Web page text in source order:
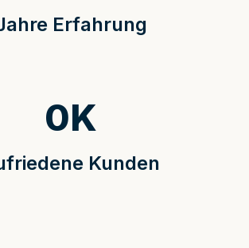
Erfahrung
Kunden
0K